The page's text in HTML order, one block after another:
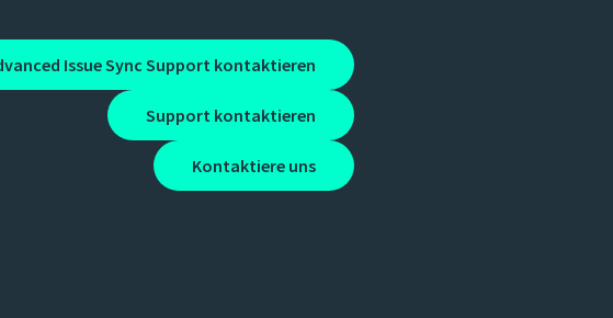
Issue Sync Support kontaktieren
Support kontaktieren
Kontaktiere uns